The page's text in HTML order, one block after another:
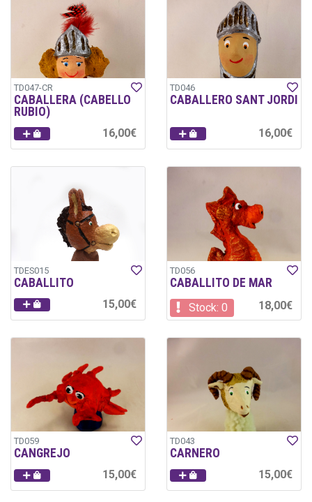
TD047-CR
CABALLERA (CABELLO
RUBIO)
16,00€
TD046
CABALLERO SANT JORDI
16,00€
TDES015
CABALLITO
15,00€
TD056
CABALLITO DE MAR
Stock: 0 18,00€
TD059
CANGREJO
15,00€
TD043
CARNERO
15,00€